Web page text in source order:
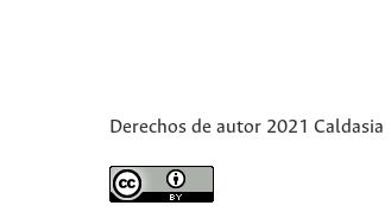
Derechos de autor 2021 Caldasia